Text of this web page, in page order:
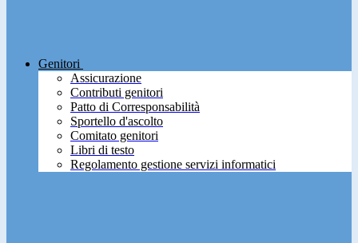
Genitori
Assicurazione
Contributi genitori
Patto di Corresponsabilità
Sportello d'ascolto
Comitato genitori
Libri di testo
Regolamento gestione servizi informatici